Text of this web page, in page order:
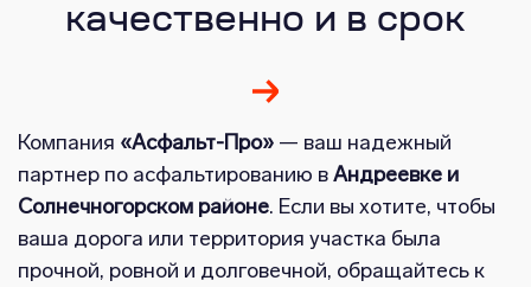
качественно и в срок
Компания «Асфальт-Про» — ваш надежный
партнер по асфальтированию вАндреевке и
Солнечногорском районе. Если вы хотите, чтобы
ваша дорога или территория участка была
прочной, ровной и долговечной, обращайтесь к